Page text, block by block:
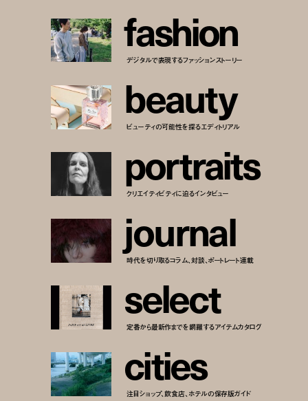
fashion
デジタルで表現するファッションストーリー
beauty
ビューティの可能性を探るエディトリアル
portraits
クリエイティビティに迫るインタビュー
journal
時代を切り取るコラム、対談、ポートレート連載
select
定番から最新作までを網羅するアイテムカタログ
cities
注目ショップ、飲食店、ホテルの保存版ガイド